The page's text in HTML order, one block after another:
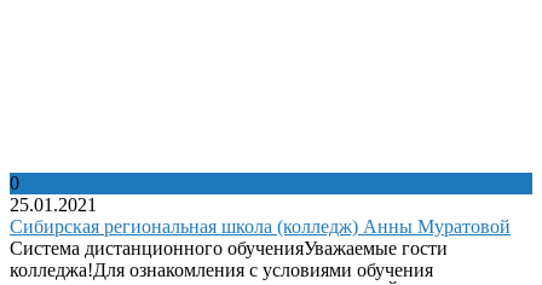
0
25.01.2021
Сибирская региональная школа (колледж) Анны Муратовой
Система дистанционного обученияУважаемые гости
колледжа!Для ознакомления с условиями обучения